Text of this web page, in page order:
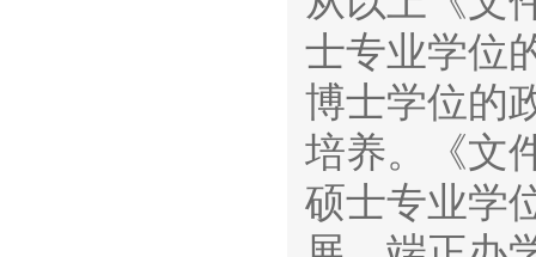
士专业学位
博士学位的
培养。《文
硕士专业学